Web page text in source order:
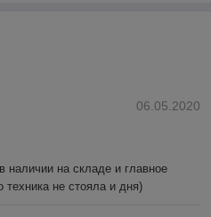
06.05.2020
наличии на складе и главное
техника не стояла и дня)